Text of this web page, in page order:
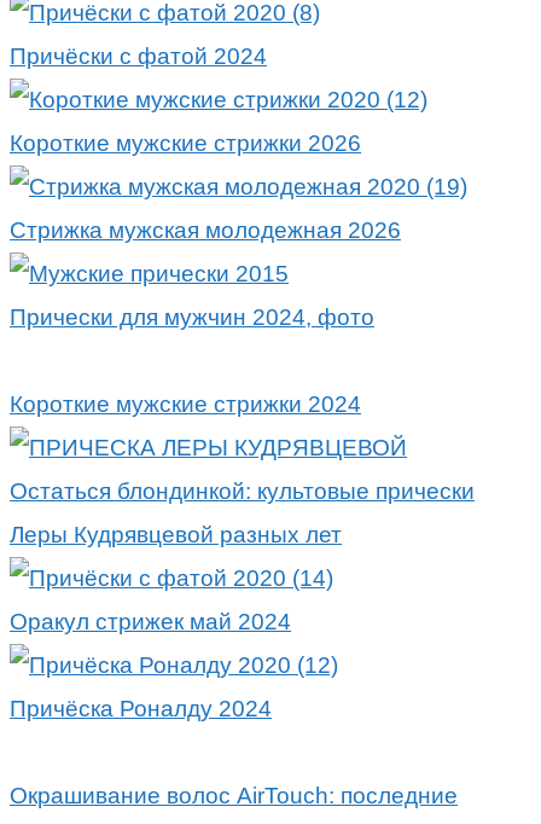
Причёски с фатой 2024
Короткие мужские стрижки 2026
Стрижка мужская молодежная 2026
Прически для мужчин 2024, фото
Короткие мужские стрижки 2024
Остаться блондинкой: культовые прически
Леры Кудрявцевой разных лет
Оракул стрижек май 2024
Причёска Роналду 2024
Окрашивание волос AirTouch: последние